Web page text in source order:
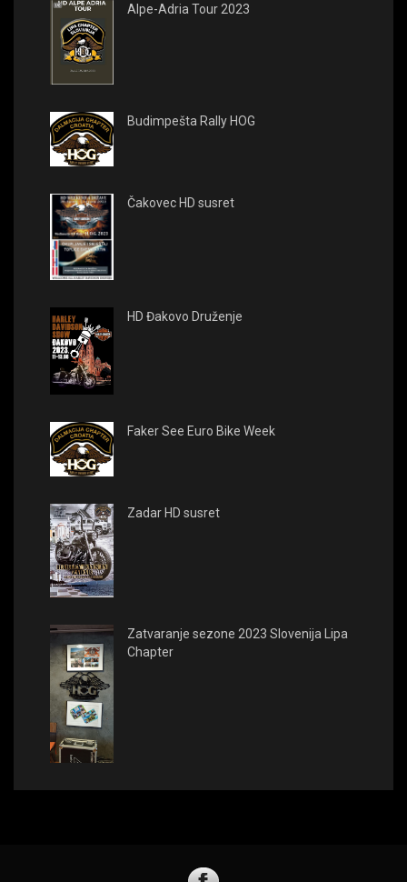
Alpe-Adria Tour 2023
Budimpešta Rally HOG
Čakovec HD susret
HD Đakovo Druženje
Faker See Euro Bike Week
Zadar HD susret
Zatvaranje sezone 2023 Slovenija Lipa
Chapter